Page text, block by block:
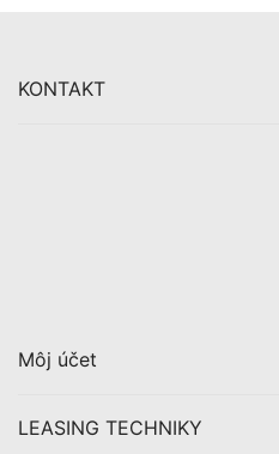
KONTAKT
Môj účet
LEASING TECHNIKY